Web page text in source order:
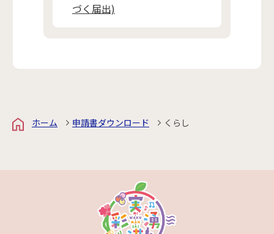
づく届出)
ホーム 申請書ダウンロード くらし